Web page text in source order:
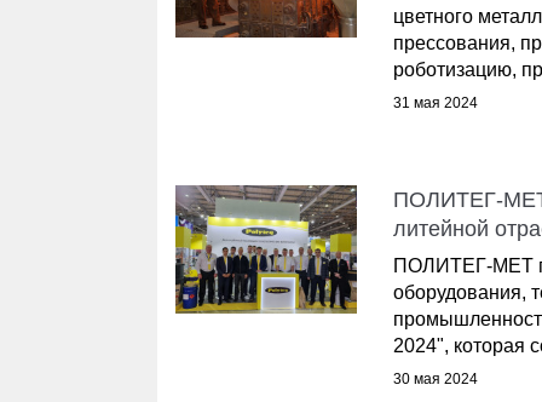
цветного
прессования,
роботизацию,
31 мая 2024
ПОЛИТЕГ-МЕТ
литейной
ПОЛИТЕГ-МЕТ
оборудования,
2024", которая
30 мая 2024